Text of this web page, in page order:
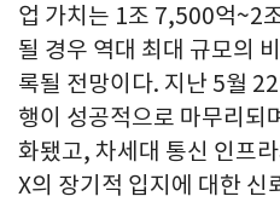
업 가치는 1조 7,500억~2
될 경우 역대 최대 규모의
록될 전망이다. 지난 5월
행이 성공적으로 마무리되
화됐고, 차세대 통신 인프
X의 장기적 입지에 대한 신